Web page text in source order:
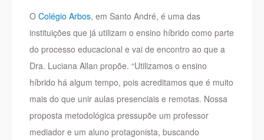
OColégio Arbos, em Santo André, é uma das
instituições que já utilizam o ensino híbrido como parte
do processo educacional e vai de encontro ao que a
Dra. Luciana Allan propõe. “Utilizamos o ensino
híbrido há algum tempo, pois acreditamos que é muito
mais do que unir aulas presenciais e remotas. Nossa
proposta metodológica pressupõe um professor
mediador e um aluno protagonista, buscando